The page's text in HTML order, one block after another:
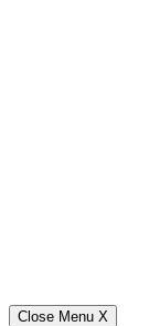
Close Menu X